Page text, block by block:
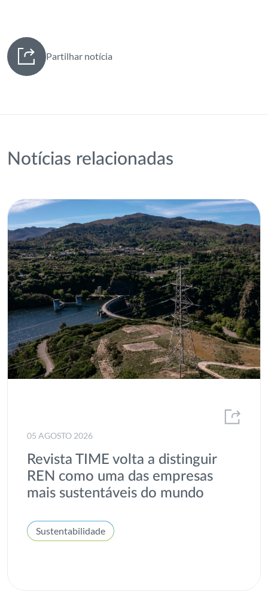
Partilhar notícia
Notícias relacionadas
05 AGOSTO 2026
Revista TIME volta a distinguir
REN como uma das empresas
mais sustentáveis do mundo
Sustentabilidade